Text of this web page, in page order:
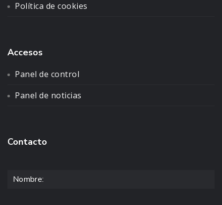
Política de cookies
Accesos
Panel de control
Panel de noticias
Contacto